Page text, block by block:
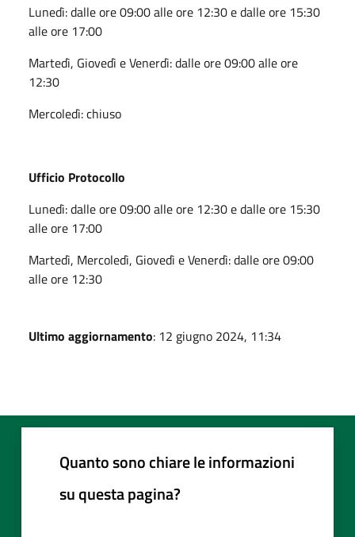
Lunedì: dalle ore 09:00 alle ore 12:30 e dalle ore 15:30
alle ore 17:00
Martedì, Giovedì e Venerdì: dalle ore 09:00 alle ore
12:30
Mercoledì: chiuso
Ufficio Protocollo
Lunedì: dalle ore 09:00 alle ore 12:30 e dalle ore 15:30
alle ore 17:00
Martedì, Mercoledì, Giovedì e Venerdì: dalle ore 09:00
alle ore 12:30
Ultimo aggiornamento: 12 giugno 2024, 11:34
Quanto sono chiare le informazioni
su questa pagina?